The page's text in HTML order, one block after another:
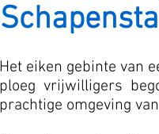
Het eiken gebinte van
ploeg vrijwilligers
prachtige omgeving